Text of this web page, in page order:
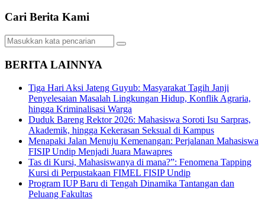
Cari Berita Kami
BERITA LAINNYA
Tiga Hari Aksi Jateng Guyub: Masyarakat Tagih Janji
Penyelesaian Masalah Lingkungan Hidup, Konflik Agraria,
hingga Kriminalisasi Warga
Duduk Bareng Rektor 2026: Mahasiswa Soroti Isu Sarpras,
Akademik, hingga Kekerasan Seksual di Kampus
Menapaki Jalan Menuju Kemenangan: Perjalanan Mahasiswa
FISIP Undip Menjadi Juara Mawapres
Tas di Kursi, Mahasiswanya di mana?”: Fenomena Tapping
Kursi di Perpustakaan FIMEL FISIP Undip
Program IUP Baru di Tengah Dinamika Tantangan dan
Peluang Fakultas